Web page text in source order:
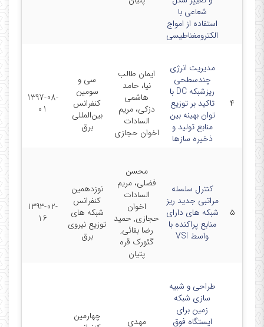
شعاعی با
استفاده از امواج
الکترومغناطیسی
۴
مدیریت انرژی
چندسطحی
ریزشبکه DC با
تاکید بر توزیع
توان بهینه بین
منابع تولید و
ذخیره سازها
ایمان طالب
نیا، حامد
هاشمی
دزکی، مریم
السادات
اخوان حجازی
سی و
سومین
کنفرانس
بین‌المللی
برق
1397-08-
01
۵
کنترل سلسله
مراتبی جدید ریز
شبکه های دارای
منابع پراکنده با
واسط VSI
محسن
فضلی، مریم
السادات
اخوان
حجازی, حمید
رضا بقائی,
گئورک قره
پتیان
نوزدهمین
کنفرانس
شبکه های
توزیع نیروی
برق
1393-02-
16
طراحی و شبیه
سازی شبکه
زمین برای
ایستگاه فوق
مهدی
چهارمین